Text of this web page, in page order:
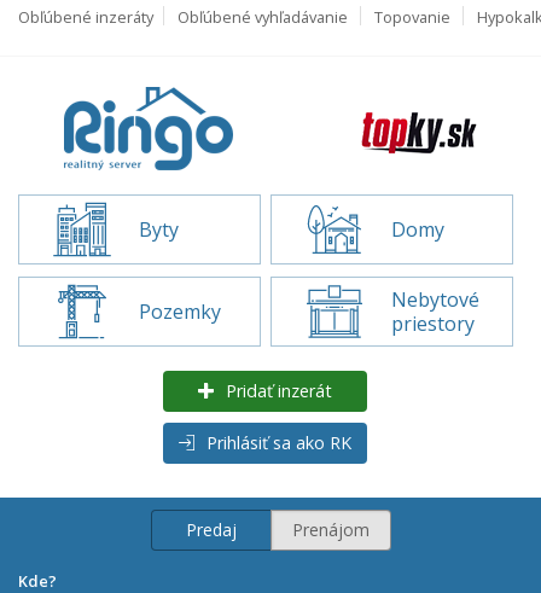
Obľúbené inzeráty Obľúbené vyhľadávanie Topovanie
Byty Domy
Pozemky
Nebytové
priestory
Pridať inzerát
Prihlásiť sa ako RK
Predaj Prenájom
Kde?